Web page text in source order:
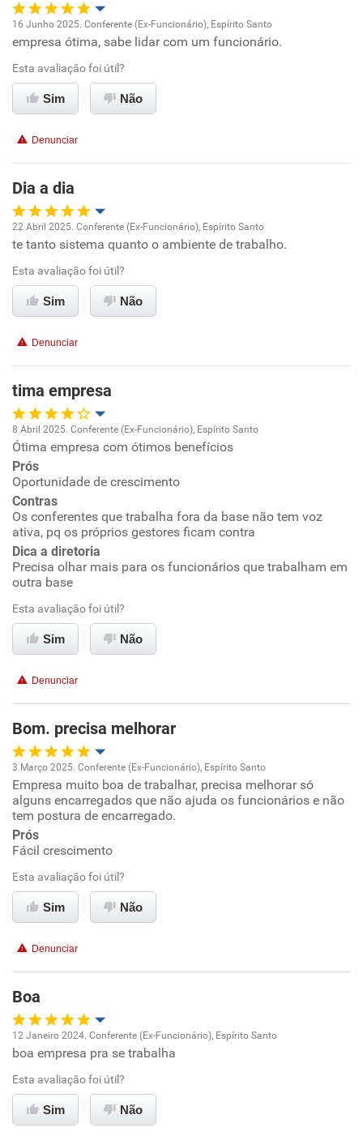
Não recomenda a diretoria
Oportunidade de promoção
Ambiente de trabalho
Benefícios
Recomenda esta empresa
Recomenda a diretoria
16 Junho 2025. Conferente (Ex-Funcionário), Espírito Santo
empresa ótima, sabe lidar com um funcionário.
Esta avaliação foi útil?
Sim Não
Denunciar
Dia a dia
Oportunidade de promoção
Ambiente de trabalho
Benefícios
Recomenda esta empresa
Recomenda a diretoria
22 Abril 2025. Conferente (Ex-Funcionário), Espírito Santo
te tanto sistema quanto o ambiente de trabalho.
Esta avaliação foi útil?
Sim Não
Denunciar
tima empresa
Oportunidade de promoção
Ambiente de trabalho
Conciliação com a vida familiar
Benefícios
Recomenda esta empresa
Recomenda a diretoria
8 Abril 2025. Conferente (Ex-Funcionário), Espírito Santo
Ótima empresa com ótimos benefícios
Prós
Oportunidade de crescimento
Contras
Os conferentes que trabalha fora da base não tem voz
ativa, pq os próprios gestores ficam contra
Dica a diretoria
Precisa olhar mais para os funcionários que trabalham em
outra base
Esta avaliação foi útil?
Sim Não
Denunciar
Bom. precisa melhorar
Oportunidade de promoção
Ambiente de trabalho
Benefícios
Recomenda esta empresa
Recomenda a diretoria
3 Março 2025. Conferente (Ex-Funcionário), Espírito Santo
Empresa muito boa de trabalhar, precisa melhorar só
alguns encarregados que não ajuda os funcionários e não
tem postura de encarregado.
Prós
Fácil crescimento
Esta avaliação foi útil?
Sim Não
Denunciar
Boa
Oportunidade de promoção
Ambiente de trabalho
12 Janeiro 2024. Conferente (Ex-Funcionário), Espírito Santo
boa empresa pra se trabalha
Esta avaliação foi útil?
Sim Não